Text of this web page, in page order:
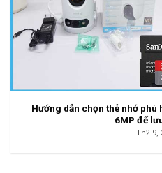
Hướng dẫn chọn thẻ nhớ
6MP để
Th2 9,